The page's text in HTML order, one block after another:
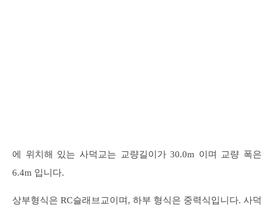
에 위치해 있는 사덕교는 교량길이가 30.0m 이며 교량 폭은
6.4m 입니다.
상부형식은 RC슬래브교이며, 하부 형식은 중력식입니다. 사덕